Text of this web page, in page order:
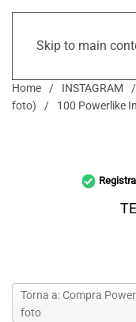
Skip to main
Home INSTAGRAM
foto)
100 Powerlike
Torna a: Compra
foto